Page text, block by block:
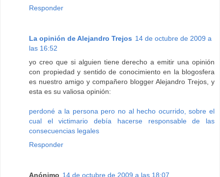
Responder
La opinión de Alejandro Trejos 14 de octubre de 2009 a
las 16:52
yo creo que si alguien tiene derecho a emitir una opinión
con propiedad y sentido de conocimiento en la blogosfera
es nuestro amigo y compañero blogger Alejandro Trejos, y
esta es su valiosa opinión:
perdoné a la persona pero no al hecho ocurrido, sobre el
cual el victimario debía hacerse responsable de las
consecuencias legales
Responder
Anónimo 14 de octubre de 2009 a las 18:07